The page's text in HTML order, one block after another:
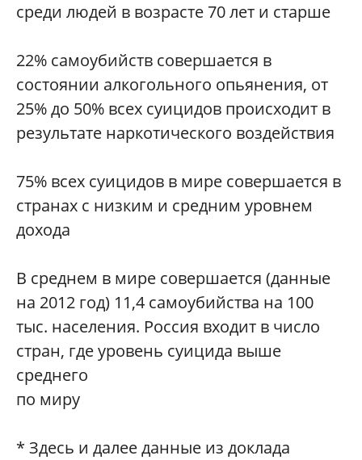
среди людей в возрасте 70 лет и старше
22% самоубийств совершается в
состоянии алкогольного опьянения, от
25% до 50% всех суицидов происходит в
результате наркотического воздействия
75% всех суицидов в мире совершается в
странах с низким и средним уровнем
дохода
В среднем в мире совершается (данные
на 2012 год) 11,4 самоубийства на 100
тыс. населения. Россия входит в число
стран, где уровень суицида выше
среднего
по миру
* Здесь и далее данные из доклада